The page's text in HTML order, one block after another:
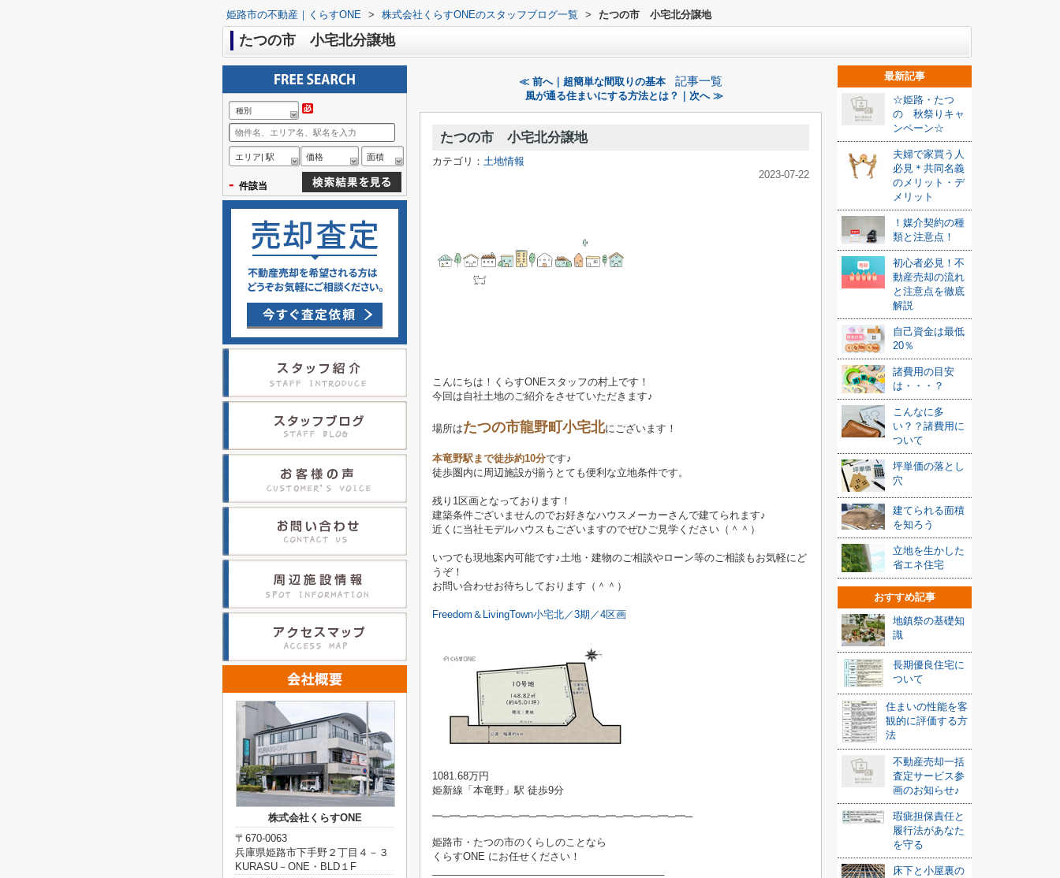
姫路市の不動産｜くらすONE > 株式会社くらすONEのスタッフブログ一覧 > たつの市 小宅北分譲地
たつの市 小宅北分譲地
≪ 前へ｜超簡単な間取りの基本 記事一覧
風が通る住まいにする方法とは？｜次へ ≫
たつの市 小宅北分譲地
カテゴリ： 土地情報
2023-07-22
こんにちは！くらすONEスタッフの村上です！
今回は自社土地のご紹介をさせていただきます♪
場所はたつの市龍野町小宅北にございます！
本竜野駅まで徒歩約10分です♪
徒歩圏内に周辺施設が揃うとても便利な立地条件です。
残り1区画となっております！
建築条件ございませんのでお好きなハウスメーカーさんで建てられます♪
近くに当社モデルハウスもございますのでぜひご見学ください（＾＾）
いつでも現地案内可能です♪土地・建物のご相談やローン等のご相談もお気軽にど
うぞ！
お問い合わせお待ちしております（＾＾）
Freedom＆LivingTown小宅北／3期／4区画
1081.68万円
姫新線「本竜野」駅 徒歩9分
━─━─━─━─━─━─━─━─━─━─━─━─━─━─━─
姫路市・たつの市のくらしのことなら
くらすONE にお任せください！
最新記事
☆姫路・たつ
の 秋祭りキャ
ンペーン☆
夫婦で家買う人
必見＊共同名義
のメリット・デ
メリット
！媒介契約の種
類と注意点！
初心者必見！不
動産売却の流れ
と注意点を徹底
解説
自己資金は最低
20％
諸費用の目安
は・・・？
こんなに多
い？？諸費用に
ついて
坪単価の落とし
穴
建てられる面積
を知ろう
立地を生かした
省エネ住宅
おすすめ記事
地鎮祭の基礎知
識
長期優良住宅に
ついて
住まいの性能を客
観的に評価する方
法
不動産売却一括
査定サービス参
画のお知らせ♪
瑕疵担保責任と
履行法があなた
を守る
床下と小屋裏の
種別
エリア| 駅 価格 面積
- 件該当
株式会社くらすONE
〒670-0063
兵庫県姫路市下手野２丁目４－３
KURASU－ONE・BLD１F